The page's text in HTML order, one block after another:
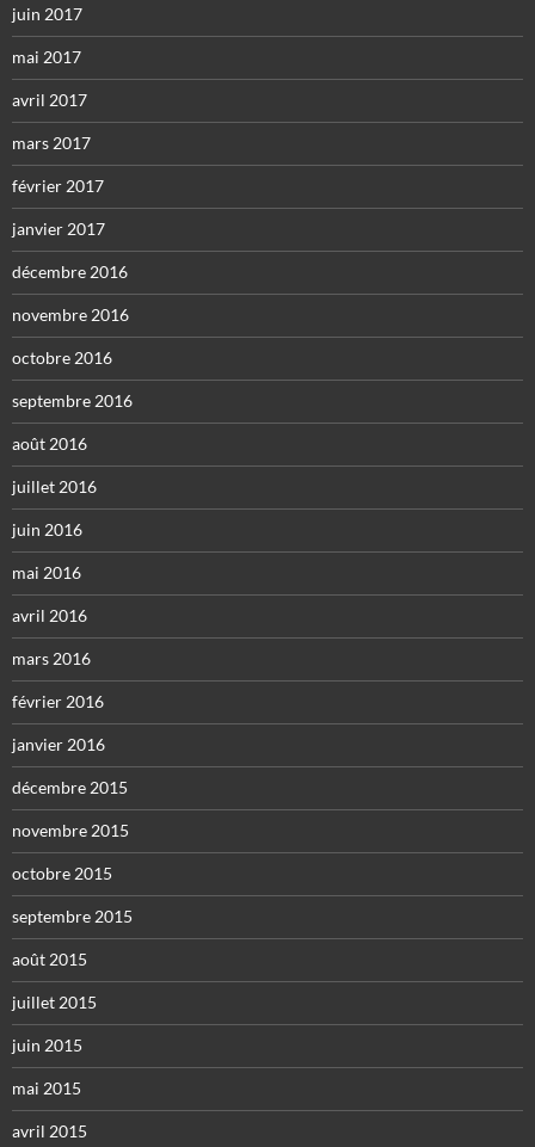
juin 2017
mai 2017
avril 2017
mars 2017
février 2017
janvier 2017
décembre 2016
novembre 2016
octobre 2016
septembre 2016
août 2016
juillet 2016
juin 2016
mai 2016
avril 2016
mars 2016
février 2016
janvier 2016
décembre 2015
novembre 2015
octobre 2015
septembre 2015
août 2015
juillet 2015
juin 2015
mai 2015
avril 2015